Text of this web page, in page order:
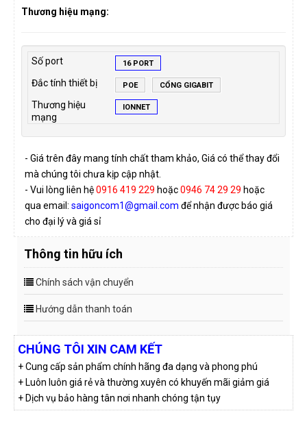
Thương hiệu mạng:
Số port 16 PORT
Đắc tính thiết bị POE CỔNG GIGABIT
Thương hiệu
mạng
IONNET
- Giá trên đây mang tính chất tham khảo, Giá có thể thay đổi
mà chúng tôi chưa kịp cập nhật.
- Vui lòng liên hệ0916 419 229 hoặc0946 74 29 29 hoặc
qua email: saigoncom1@gmail.com để nhận được báo giá
cho đại lý và giá sỉ
Thông tin hữu ích
Chính sách vận chuyển
Hướng dẫn thanh toán
CHÚNG TÔI XIN CAM KẾT
+ Cung cấp sản phẩm chính hãng đa dạng và phong phú
+ Luôn luôn giá rẻ và thường xuyên có khuyến mãi giảm giá
+ Dịch vụ bảo hàng tân nơi nhanh chóng tận tụy